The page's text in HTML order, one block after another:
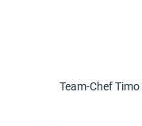
Team-Chef